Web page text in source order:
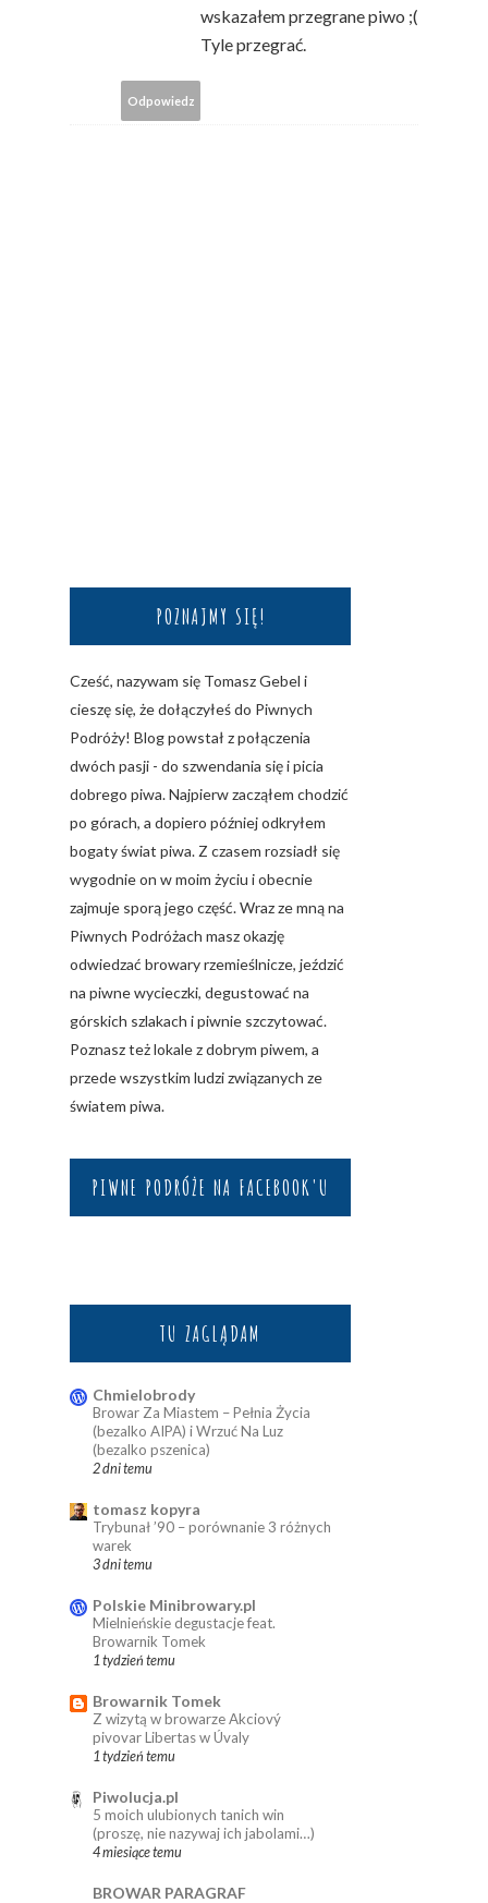
wskazałem przegrane piwo ;(
Tyle przegrać.
Odpowiedz
POZNAJMY SIĘ!
Cześć, nazywam się Tomasz Gebel i
cieszę się, że dołączyłeś do Piwnych
Podróży! Blog powstał z połączenia
dwóch pasji - do szwendania się i picia
dobrego piwa. Najpierw zacząłem chodzić
po górach, a dopiero później odkryłem
bogaty świat piwa. Z czasem rozsiadł się
wygodnie on w moim życiu i obecnie
zajmuje sporą jego część. Wraz ze mną na
Piwnych Podróżach masz okazję
odwiedzać browary rzemieślnicze, jeździć
na piwne wycieczki, degustować na
górskich szlakach i piwnie szczytować.
Poznasz też lokale z dobrym piwem, a
przede wszystkim ludzi związanych ze
światem piwa.
PIWNE PODRÓŻE NA FACEBOOK'U
TU ZAGLĄDAM
Chmielobrody
Browar Za Miastem – Pełnia Życia
(bezalko AIPA) i Wrzuć Na Luz
(bezalko pszenica)
2 dni temu
tomasz kopyra
Trybunał ’90 – porównanie 3 różnych
warek
3 dni temu
Polskie Minibrowary.pl
Mielnieńskie degustacje feat.
Browarnik Tomek
1 tydzień temu
Browarnik Tomek
Z wizytą w browarze Akciový
pivovar Libertas w Úvaly
1 tydzień temu
Piwolucja.pl
5 moich ulubionych tanich win
(proszę, nie nazywaj ich jabolami…)
4 miesiące temu
BROWAR PARAGRAF